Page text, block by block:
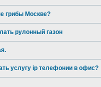
грибы Москве?
рулонный газон
услугу ip телефонии в офис?